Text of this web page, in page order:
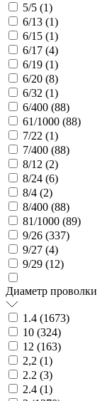
5/5 (1)
6/13 (1)
6/15 (1)
6/17 (4)
6/19 (1)
6/20 (8)
6/32 (1)
6/400 (88)
61/1000 (88)
7/22 (1)
7/400 (88)
8/12 (2)
8/24 (6)
8/4 (2)
8/400 (88)
81/1000 (89)
9/26 (337)
9/27 (4)
9/29 (12)
Диаметр проволки
1.4 (1673)
10 (324)
12 (163)
2,2 (1)
2.2 (3)
2.4 (1)